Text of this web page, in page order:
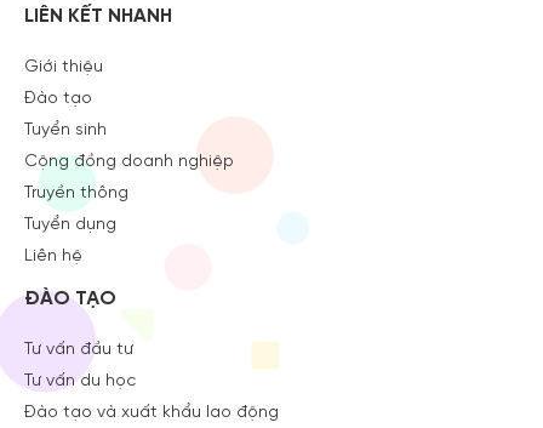
LIÊN KẾT NHANH
Giới thiệu
Đào tạo
Tuyển sinh
Cộng đồng doanh nghiệp
Truyền thông
Tuyển dụng
Liên hệ
ĐÀO TẠO
Tư vấn đầu tư
Tư vấn du học
Đào tạo và xuất khẩu lao động